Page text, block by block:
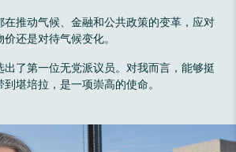
在推动气候、金融和公共政策的变革，应对
还是对待气候变化。
出了第一位无党派议员。对我而言，能够挺
堪培拉，是一项崇高的使命。